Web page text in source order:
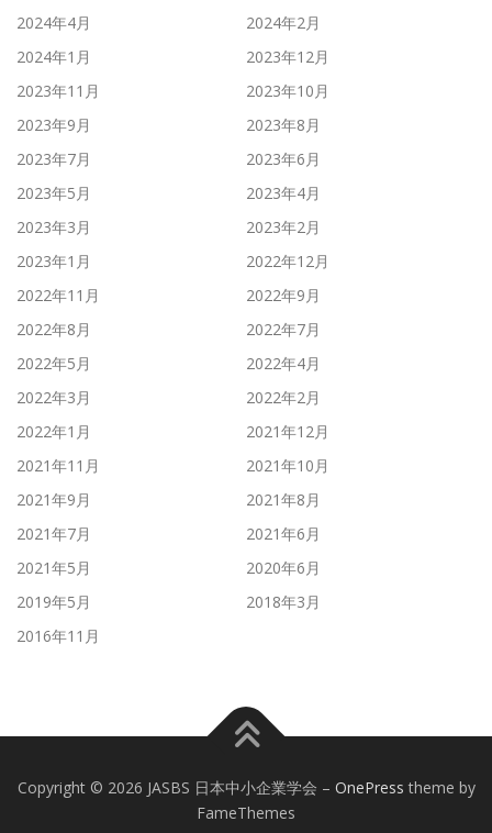
2024年4月
2024年2月
2024年1月
2023年12月
2023年11月
2023年10月
2023年9月
2023年8月
2023年7月
2023年6月
2023年5月
2023年4月
2023年3月
2023年2月
2023年1月
2022年12月
2022年11月
2022年9月
2022年8月
2022年7月
2022年5月
2022年4月
2022年3月
2022年2月
2022年1月
2021年12月
2021年11月
2021年10月
2021年9月
2021年8月
2021年7月
2021年6月
2021年5月
2020年6月
2019年5月
2018年3月
2016年11月
Copyright © 2026 JASBS 日本中小企業学会 – OnePress theme by
FameThemes